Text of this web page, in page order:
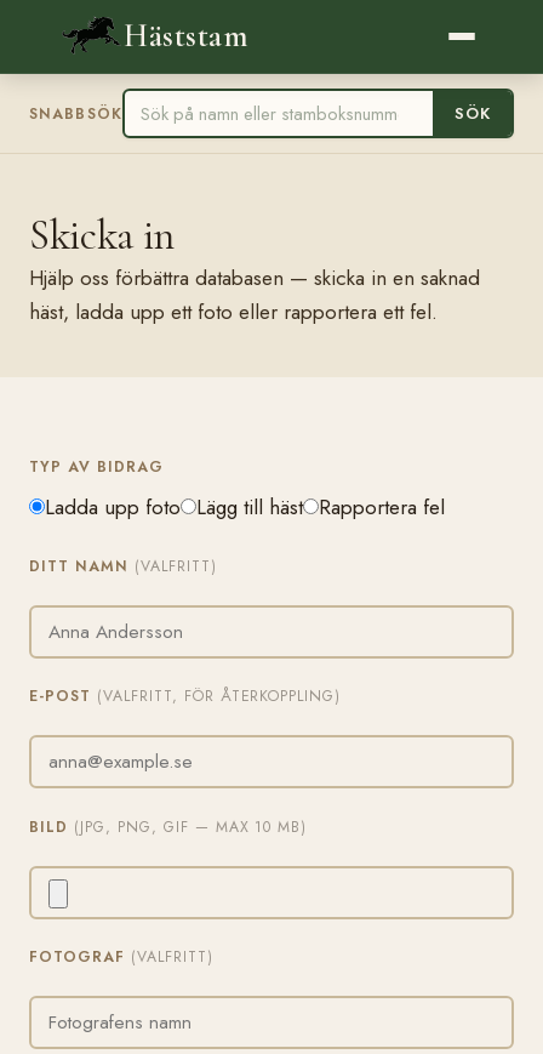
Häststam
SNABBSÖK SÖK
Skicka in
Hjälp oss förbättra databasen — skicka in en saknad
häst, ladda upp ett foto eller rapportera ett fel.
TYP AV BIDRAG
Ladda upp foto Lägg till häst Rapportera fel
DITT NAMN (VALFRITT)
E-POST (VALFRITT, FÖR ÅTERKOPPLING)
BILD (JPG, PNG, GIF — MAX 10 MB)
FOTOGRAF (VALFRITT)